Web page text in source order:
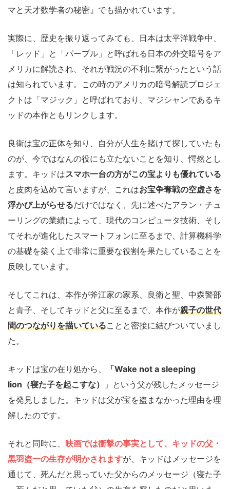
マと天才数学者の秘密』でも描かれています。
実際に、歴史を振り返ってみても、日本は太平洋戦争中、
「レッド」と「パープル」と呼ばれる日本の外交暗号をア
メリカに解読され、それが戦況の不利に繋がったという話
は知られています。この時のアメリカの暗号解読プロジェ
クトは「マジック」と呼ばれており、マジシャンであるキ
ッドの本作ともリンクします。
良衛は宝の正体を知り、自分が人生を賭けて探していたも
のが、今ではなんの役にも立たないことを知り、愕然とし
ます。キッドはスマホ一台の方がこの宝よりも優れている
と皮肉を込めて言いますが、これはお宝争奪戦の空虚さを
浮かび上がらせるだけではなく、先に述べたアラン・チュ
ーリングの業績によって、現代のコンピュータ技術、そし
てそれが進化したスマートフォンに至るまで、計算機科学
の基礎を築く上で非常に重要な役割を果たしていることを
反映しています。
そしてこれは、本作が斧江家の家系、良衛と聖、中森警部
と青子、そしてキッドと父に至るまで、本作が親子の世代
間のつながりを描いていることと密接に結びついていまし
た。
キッドは宝の在り処から、
「Wake not a sleeping
lion（寝た子を起こすな）
」という父が残したメッセージ
を発見しました。キッドは父が宝を盗まなかった理由を理
解したのです。
それと同時に、 映画では衝撃の事実として、キッドの父・
黒羽盗一の生存が明かされますが、キッドはメッセージを
通じて、死んだと思っていた父からのメッセージ（寝た子